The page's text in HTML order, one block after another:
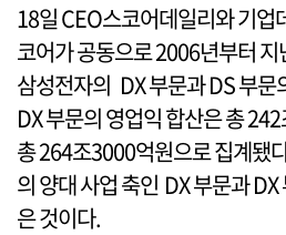
18일 CEO스코어데일리와 기
코어가 공동으로 2006년부터
삼성전자의 DX 부문과 DS 부문
DX 부문의 영업익 합산은 총
총 264조3000억원으로 집계됐
의 양대 사업 축인 DX 부문과
은 것이다.